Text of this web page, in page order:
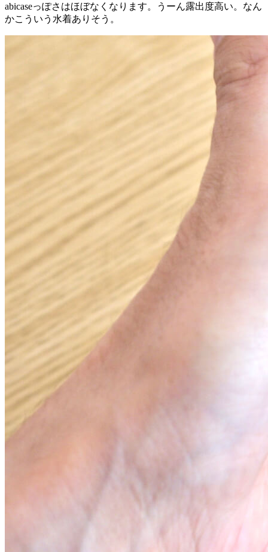
abicaseっぽさはほぼなくなります。うーん露出度高い。なん
かこういう水着ありそう。